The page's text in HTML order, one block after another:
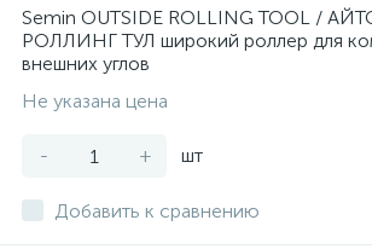
Semin OUTSIDE ROLLING TOOL /
РОЛЛИНГ ТУЛ широкий роллер для
внешних углов
Не указана цена
- + шт
Добавить к сравнению